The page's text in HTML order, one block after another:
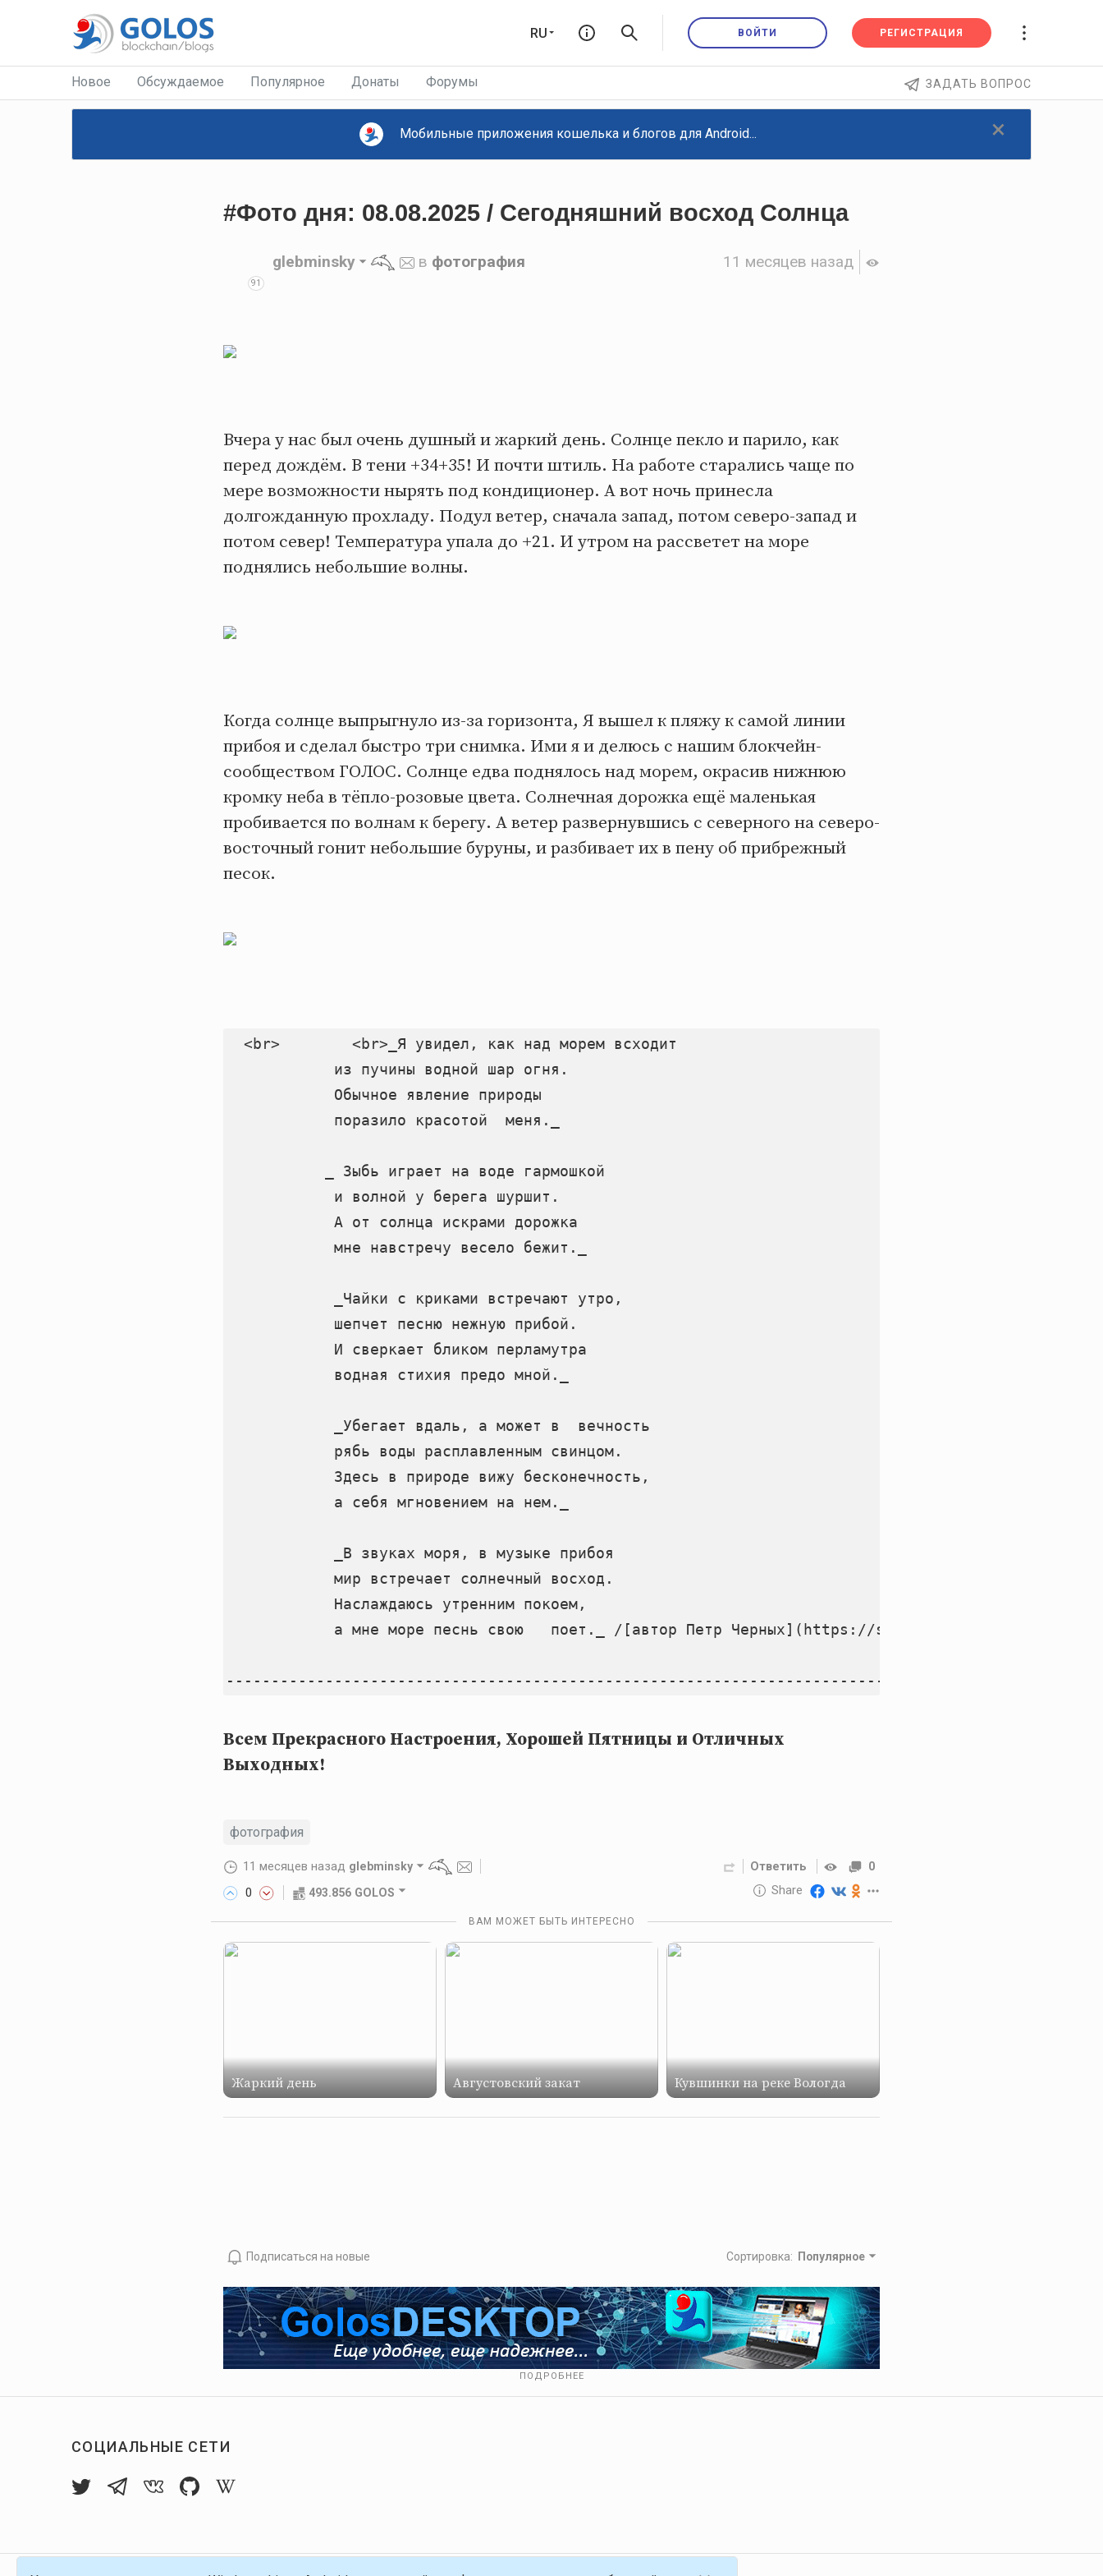
RU ВОЙТИ РЕГИСТРАЦИЯ
ЗАДАТЬ ВОПРОС
Новое Обсуждаемое Популярное Донаты Форумы
×
Мобильные приложения кошелька и блогов для Android...
#Фото дня: 08.08.2025 / Сегодняшний восход Солнца
11 месяцев назад
91
glebminsky в фотография
Вчера у нас был очень душный и жаркий день. Солнце пекло и парило, как
перед дождём. В тени +34+35! И почти штиль. На работе старались чаще по
мере возможности нырять под кондиционер. А вот ночь принесла
долгожданную прохладу. Подул ветер, сначала запад, потом северо-запад и
потом север! Температура упала до +21. И утром на рассветет на море
поднялись небольшие волны.
Когда солнце выпрыгнуло из-за горизонта, Я вышел к пляжу к самой линии
прибоя и сделал быстро три снимка. Ими я и делюсь с нашим блокчейн-
сообществом ГОЛОС. Солнце едва поднялось над морем, окрасив нижнюю
кромку неба в тёпло-розовые цвета. Солнечная дорожка ещё маленькая
пробивается по волнам к берегу. А ветер развернувшись с северного на северо-
восточный гонит небольшие буруны, и разбивает их в пену об прибрежный
песок.
  <br>        <br>_Я увидел, как над морем всходит
            из пучины водной шар огня.
            Обычное явление природы
            поразило красотой  меня._
           _ Зыбь играет на воде гармошкой
            и волной у берега шуршит.
            А от солнца искрами дорожка
            мне навстречу весело бежит._
            _Чайки с криками встречают утро,
            шепчет песню нежную прибой.
            И сверкает бликом перламутра
            водная стихия предо мной._
            _Убегает вдаль, а может в  вечность
            рябь воды расплавленным свинцом.
            Здесь в природе вижу бесконечность,
            а себя мгновением на нем._
            _В звуках моря, в музыке прибоя
            мир встречает солнечный восход.
            Наслаждаюсь утренним покоем,
а мне море песнь свою   поет._ /[автор Петр Черных](https://stihi.ru/2010/04/30/
Всем Прекрасного Настроения, Хорошей Пятницы и Отличных
Выходных!
фотография
11 месяцев назад glebminsky
0 493.856 GOLOS
Ответить 0
Share
Reward
10 GOLOS
ВАМ МОЖЕТ БЫТЬ ИНТЕРЕСНО
Жаркий день Августовский закат Кувшинки на реке Вологда
Подписаться на новые Сортировка: Популярное
ПОДРОБНЕЕ
СОЦИАЛЬНЫЕ СЕТИ